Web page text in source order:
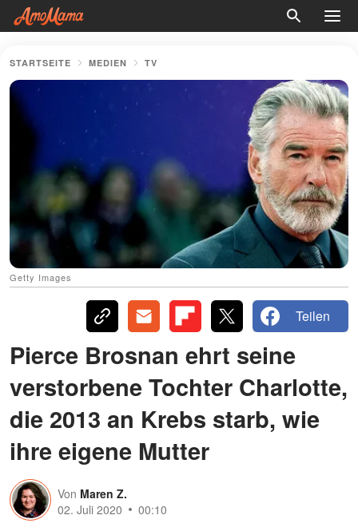
STARTSEITE MEDIEN TV
Getty Images
Teilen
Pierce Brosnan ehrt seine
verstorbene Tochter Charlotte,
die 2013 an Krebs starb, wie
ihre eigene Mutter
Von Maren Z.
02. Juli 2020
00:10